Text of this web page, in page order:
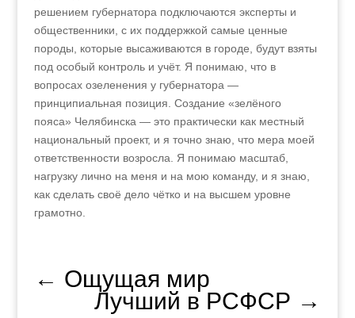
решением губернатора подключаются эксперты и
общественники, с их поддержкой самые ценные
породы, которые высаживаются в городе, будут взяты
под особый контроль и учёт. Я понимаю, что в
вопросах озеленения у губернатора —
принципиальная позиция. Создание «зелёного
пояса» Челябинска — это практически как местный
национальный проект, и я точно знаю, что мера моей
ответственности возросла. Я понимаю масштаб,
нагрузку лично на меня и на мою команду, и я знаю,
как сделать своё дело чётко и на высшем уровне
грамотно.
← Ощущая мир
Лучший в РСФСР →